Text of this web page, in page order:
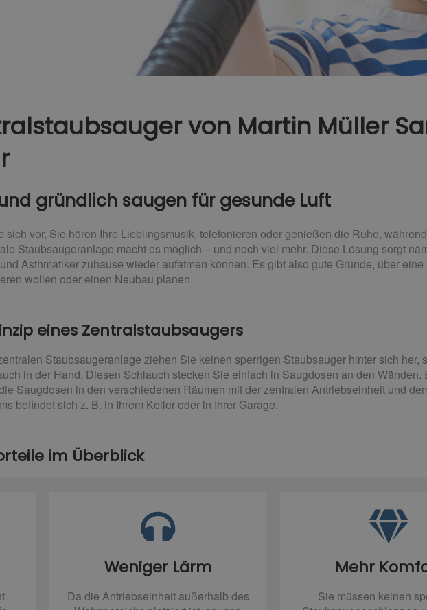
von Martin Müller
gründlich saugen für gesunde Luft
sich vor, Sie hören Ihre Lieblingsmusik, telefonieren oder genießen die Ruhe,
Staubsaugeranlage macht es möglich – und noch viel mehr. Diese Lösung sorgt
Asthmatiker zuhause wieder aufatmen können. Es gibt also gute Gründe, über
wollen oder einen Neubau planen.
eines Zentralstaubsaugers
Staubsaugeranlage ziehen Sie keinen sperrigen Staubsauger hinter sich her,
in der Hand. Diesen Schlauch stecken Sie einfach in Saugdosen an den
Saugdosen in den verschiedenen Räumen mit der zentralen Antriebseinheit und
befindet sich z. B. in Ihrem Keller oder in Ihrer Garage.
im Überblick
Weniger Lärm
Da die Antriebseinheit außerhalb des
Mehr
Sie müssen keinen